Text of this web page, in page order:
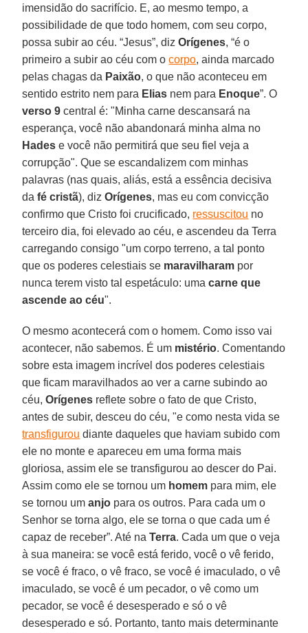
imensidão do sacrifício. E, ao mesmo tempo, a
possibilidade de que todo homem, com seu corpo,
possa subir ao céu. “Jesus”, dizOrígenes, “é o
primeiro a subir ao céu com ocorpo, ainda marcado
pelas chagas da Paixão, o que não aconteceu em
sentido estrito nem para Elias nem para Enoque”. O
verso 9 central é: "Minha carne descansará na
esperança, você não abandonará minha alma no
Hades e você não permitirá que seu fiel veja a
corrupção". Que se escandalizem com minhas
palavras (nas quais, aliás, está a essência decisiva
dafé cristã), dizOrígenes, mas eu com convicção
confirmo que Cristo foi crucificado, ressuscitou no
terceiro dia, foi elevado ao céu, e ascendeu da Terra
carregando consigo "um corpo terreno, a tal ponto
que os poderes celestiais se maravilharam por
nunca terem visto tal espetáculo: umacarne que
ascende ao céu".
O mesmo acontecerá com o homem. Como isso vai
acontecer, não sabemos. É um mistério. Comentando
sobre esta imagem incrível dos poderes celestiais
que ficam maravilhados ao ver a carne subindo ao
céu,Orígenes reflete sobre o fato de que Cristo,
antes de subir, desceu do céu, "e como nesta vida se
transfigurou diante daqueles que haviam subido com
ele no monte e apareceu em uma forma mais
gloriosa, assim ele se transfigurou ao descer do Pai.
Assim como ele se tornou um homem para mim, ele
se tornou umanjo para os outros. Para cada um o
Senhor se torna algo, ele se torna o que cada um é
capaz de receber”. Até naTerra. Cada um que o veja
à sua maneira: se você está ferido, você o vê ferido,
se você é fraco, o vê fraco, se você é imaculado, o vê
imaculado, se você é um pecador, o vê como um
pecador, se você é desesperado e só o vê
desesperado e só. Portanto, tanto mais determinante